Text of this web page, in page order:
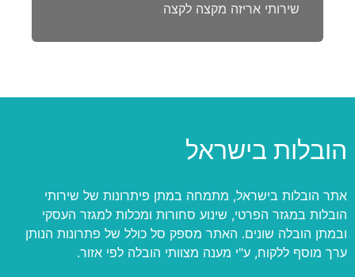
שירותי אריזה מקצה לקצה
הובלות בישראל
אתר הובלות בישראל, מתמחה במתן פיתרונות של שירותי
הובלות במגזר הפרטי, שינוע סחורות ומכלות למגזר העסקי
ובמתן הובלה שונים. האתר מספק סל כולל של פתרונות הנותן
ערך מוסף ללקוח, ע"י מענה מצוותי הובלה לפי אזור.